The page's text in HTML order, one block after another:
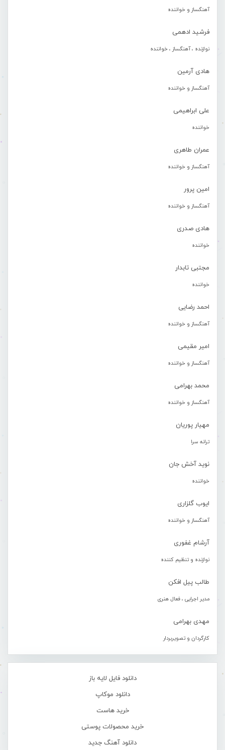
آهنگساز و خواننده
فرشید ادهمی
نوازنده ، آهنگساز ، خواننده
هادی آرمین
آهنگساز و خواننده
علی ابراهیمی
خواننده
عمران طاهری
آهنگساز و خواننده
امین پرور
آهنگساز و خواننده
هادی صدری
خواننده
مجتبی تابدار
خواننده
احمد رضایی
آهنگساز و خواننده
امیر مقیمی
آهنگساز و خواننده
محمد بهرامی
آهنگساز و خواننده
مهیار پوریان
ترانه سرا
نوید آخش جان
خواننده
ایوب گلزاری
آهنگساز و خواننده
آرشام غفوری
نوازنده و تنظیم کننده
طالب پیل افکن
مدیر اجرایی ، فعال هنری
مهدی بهرامی
کارگردان و تصویربردار
دانلود فایل لایه باز
دانلود موکاپ
خرید هاست
خرید محصولات پوستی
دانلود آهنگ جدید